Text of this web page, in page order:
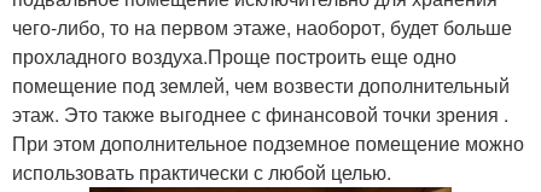
чего-либо, то на первом этаже, наоборот, будет больше
прохладного воздуха.Проще построить еще одно
помещение под землей, чем возвести дополнительный
этаж. Это также выгоднее с финансовой точки зрения .
При этом дополнительное подземное помещение можно
использовать практически с любой целью.